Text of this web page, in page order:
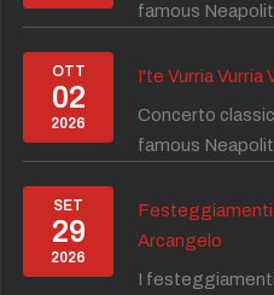
famous
OTT
02
2026
I'te Vurria Vurria
Concerto
famous
SET
29
2026
Festeggiamenti
Arcangelo
I